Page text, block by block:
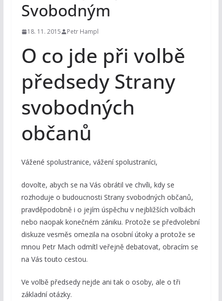
Svobodným
18. 11. 2015 Petr Hampl
O co jde při volbě
předsedy Strany
svobodných
občanů
Vážené spolustranice, vážení spolustraníci,
dovolte, abych se na Vás obrátil ve chvíli, kdy se
rozhoduje o budoucnosti Strany svobodných občanů,
pravděpodobně i o jejím úspěchu v nejbližších volbách
nebo naopak konečném zániku. Protože se předvolební
diskuze vesměs omezila na osobní útoky a protože se
mnou Petr Mach odmítl veřejně debatovat, obracím se
na Vás touto cestou.
Ve volbě předsedy nejde ani tak o osoby, ale o tři
základní otázky.